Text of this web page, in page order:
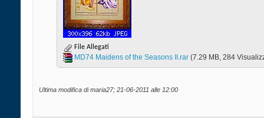
File Allegati
MD74 Maidens of the Seasons II.rar‎ (7.29 MB, 284
Ultima modifica di maria27; 21-06-2011 alle 12:00